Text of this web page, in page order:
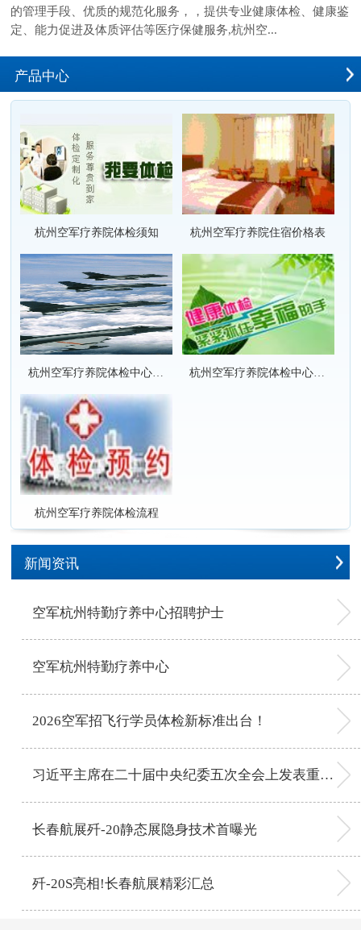
的管理手段、优质的规范化服务，，提供专业健康体检、健康鉴
定、能力促进及体质评估等医疗保健服务,杭州空...
产品中心
杭州空军疗养院体检须知 杭州空军疗养院住宿价格表
杭州空军疗养院体检中心套餐项目价格表 杭州空军疗养院体检中心套餐项目团队优惠价格表
杭州空军疗养院体检流程
新闻资讯
空军杭州特勤疗养中心招聘护士
空军杭州特勤疗养中心
2026空军招飞行学员体检新标准出台！
习近平主席在二十届中央纪委五次全会上发表重要讲话
长春航展歼-20静态展隐身技术首曝光
歼-20S亮相!长春航展精彩汇总